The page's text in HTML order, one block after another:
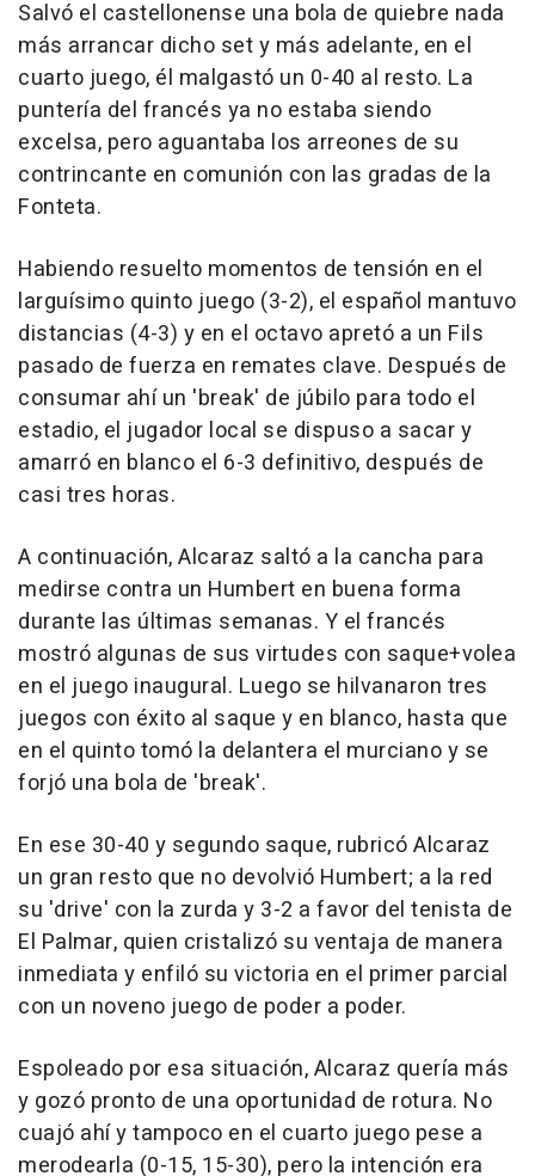
Salvó el castellonense una bola de quiebre nada
más arrancar dicho set y más adelante, en el
cuarto juego, él malgastó un 0-40 al resto. La
puntería del francés ya no estaba siendo
excelsa, pero aguantaba los arreones de su
contrincante en comunión con las gradas de la
Fonteta.
Habiendo resuelto momentos de tensión en el
larguísimo quinto juego (3-2), el español mantuvo
distancias (4-3) y en el octavo apretó a un Fils
pasado de fuerza en remates clave. Después de
consumar ahí un 'break' de júbilo para todo el
estadio, el jugador local se dispuso a sacar y
amarró en blanco el 6-3 definitivo, después de
casi tres horas.
A continuación, Alcaraz saltó a la cancha para
medirse contra un Humbert en buena forma
durante las últimas semanas. Y el francés
mostró algunas de sus virtudes con saque+volea
en el juego inaugural. Luego se hilvanaron tres
juegos con éxito al saque y en blanco, hasta que
en el quinto tomó la delantera el murciano y se
forjó una bola de 'break'.
En ese 30-40 y segundo saque, rubricó Alcaraz
un gran resto que no devolvió Humbert; a la red
su 'drive' con la zurda y 3-2 a favor del tenista de
El Palmar, quien cristalizó su ventaja de manera
inmediata y enfiló su victoria en el primer parcial
con un noveno juego de poder a poder.
Espoleado por esa situación, Alcaraz quería más
y gozó pronto de una oportunidad de rotura. No
cuajó ahí y tampoco en el cuarto juego pese a
merodearla (0-15, 15-30), pero la intención era